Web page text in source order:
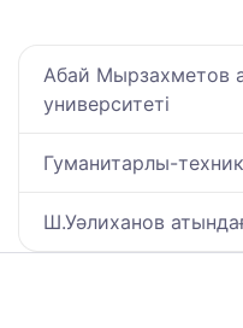
Абай Мырзахметов
университеті
Гуманитарлы-
Ш.Уәлиханов